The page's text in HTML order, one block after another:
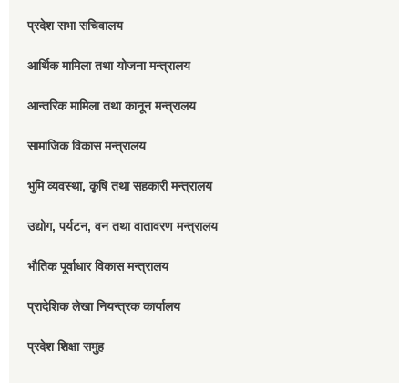
प्रदेश सभा सचिवालय
आर्थिक मामिला तथा योजना मन्त्रालय
आन्तरिक मामिला तथा कानून मन्त्रालय
सामाजिक विकास मन्त्रालय
भुमि व्यवस्था, कृषि तथा सहकारी मन्त्रालय
उद्योग, पर्यटन, वन तथा वातावरण मन्त्रालय
भौतिक पूर्वाधार विकास मन्त्रालय
प्रादेशिक लेखा नियन्त्रक कार्यालय
प्रदेश शिक्षा समुह